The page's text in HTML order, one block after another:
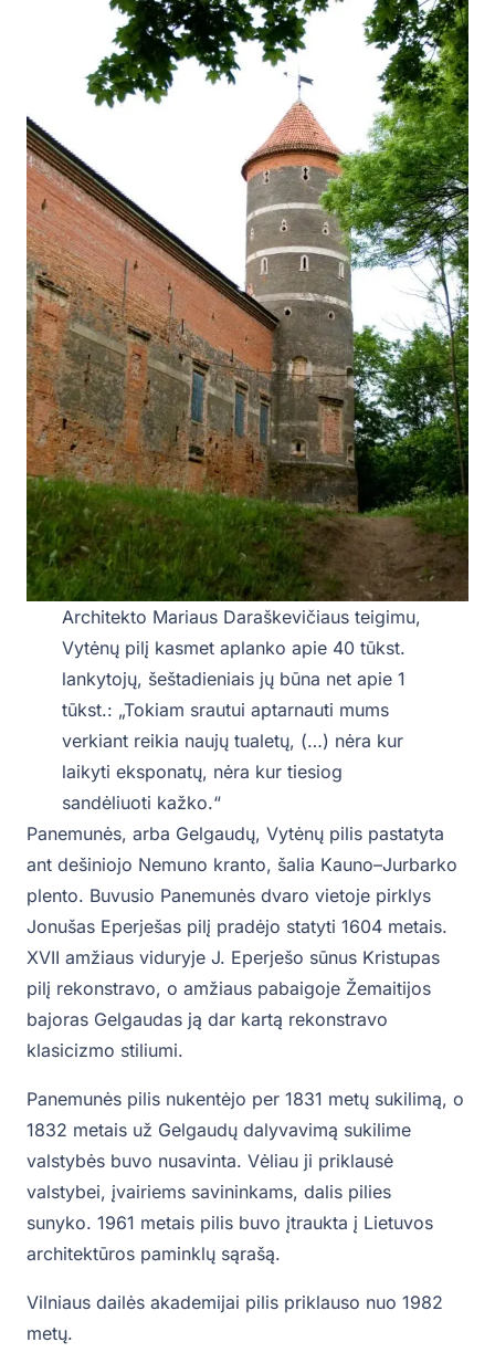
Architekto Mariaus Daraškevičiaus teigimu,
Vytėnų pilį kasmet aplanko apie 40 tūkst.
lankytojų, šeštadieniais jų būna net apie 1
tūkst.: „Tokiam srautui aptarnauti mums
verkiant reikia naujų tualetų, (…) nėra kur
laikyti eksponatų, nėra kur tiesiog
sandėliuoti kažko.“
Panemunės, arba Gelgaudų, Vytėnų pilis pastatyta
ant dešiniojo Nemuno kranto, šalia Kauno–Jurbarko
plento. Buvusio Panemunės dvaro vietoje pirklys
Jonušas Eperješas pilį pradėjo statyti 1604 metais.
XVII amžiaus viduryje J. Eperješo sūnus Kristupas
pilį rekonstravo, o amžiaus pabaigoje Žemaitijos
bajoras Gelgaudas ją dar kartą rekonstravo
klasicizmo stiliumi.
Panemunės pilis nukentėjo per 1831 metų sukilimą, o
1832 metais už Gelgaudų dalyvavimą sukilime
valstybės buvo nusavinta. Vėliau ji priklausė
valstybei, įvairiems savininkams, dalis pilies
sunyko. 1961 metais pilis buvo įtraukta į Lietuvos
architektūros paminklų sąrašą.
Vilniaus dailės akademijai pilis priklauso nuo 1982
metų.